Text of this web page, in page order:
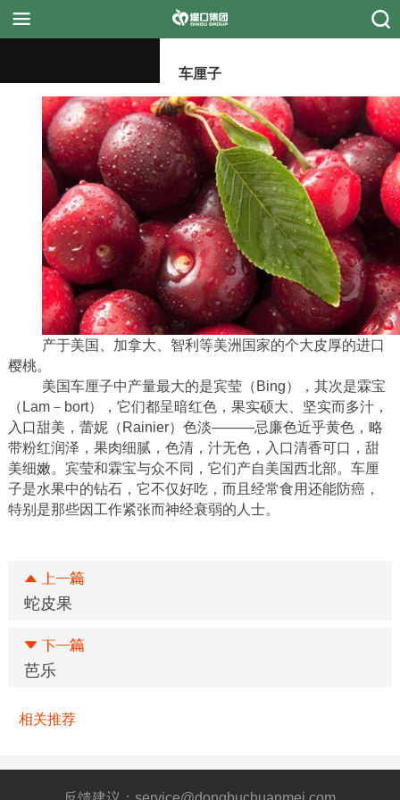
首页
堤口集团
新闻动态
行情信息
融媒体中心
市场商户
招商招聘
配套服务
党建工会
果品协会
车厘子
产于美国、加拿大、智利等美洲国家的个大皮厚的进口
樱桃。
美国车厘子中产量最大的是宾莹（Bing），其次是霖宝
（Lam－bort），它们都呈暗红色，果实硕大、坚实而多汁，
入口甜美，蕾妮（Rainier）色淡———忌廉色近乎黄色，略
带粉红润泽，果肉细腻，色清，汁无色，入口清香可口，甜
美细嫩。宾莹和霖宝与众不同，它们产自美国西北部。车厘
子是水果中的钻石，它不仅好吃，而且经常食用还能防癌，
特别是那些因工作紧张而神经衰弱的人士。
蛇皮果
芭乐
相关推荐